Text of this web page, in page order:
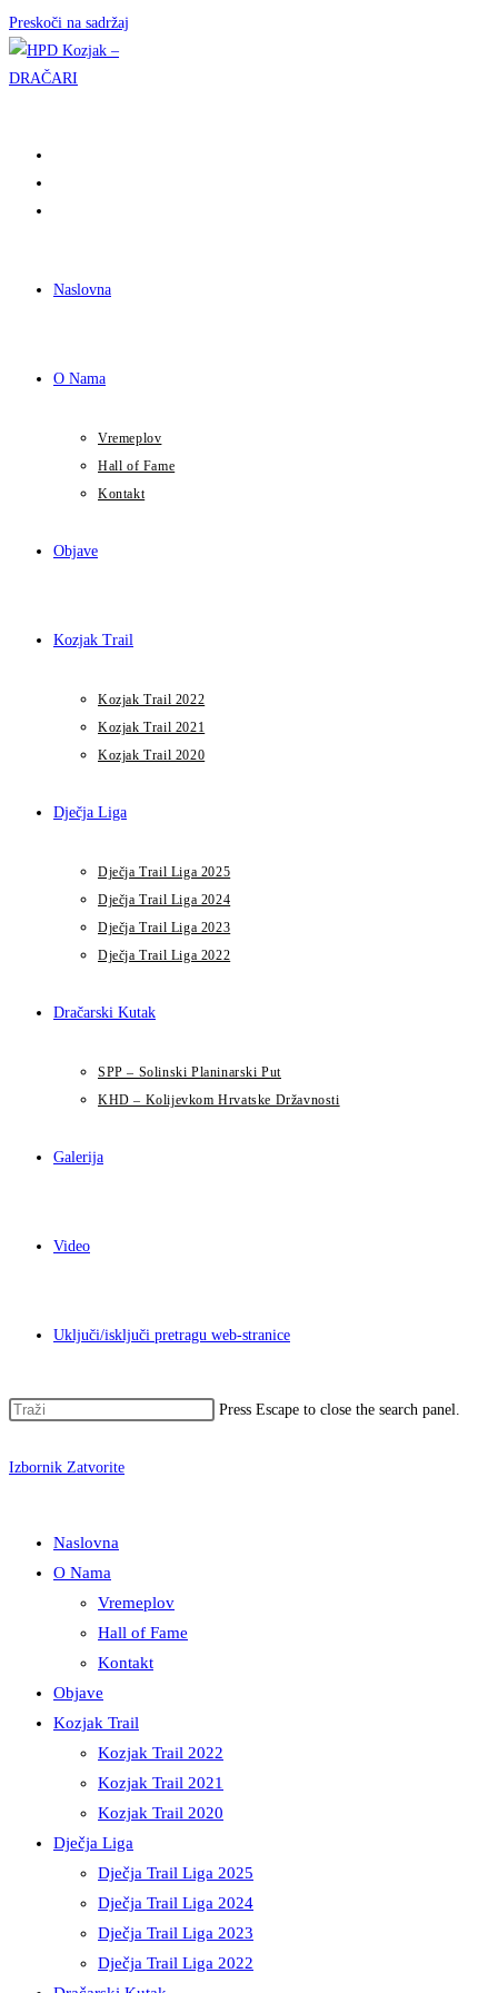
Preskoči na sadržaj
Naslovna
O Nama
Vremeplov
Hall of Fame
Kontakt
Objave
Kozjak Trail
Kozjak Trail 2022
Kozjak Trail 2021
Kozjak Trail 2020
Dječja Liga
Dječja Trail Liga 2025
Dječja Trail Liga 2024
Dječja Trail Liga 2023
Dječja Trail Liga 2022
Dračarski Kutak
SPP – Solinski Planinarski Put
KHD – Kolijevkom Hrvatske Državnosti
Galerija
Video
Uključi/isključi pretragu web-stranice
Press Escape to close the search panel.
Izbornik Zatvorite
Naslovna
O Nama
Vremeplov
Hall of Fame
Kontakt
Objave
Kozjak Trail
Kozjak Trail 2022
Kozjak Trail 2021
Kozjak Trail 2020
Dječja Liga
Dječja Trail Liga 2025
Dječja Trail Liga 2024
Dječja Trail Liga 2023
Dječja Trail Liga 2022